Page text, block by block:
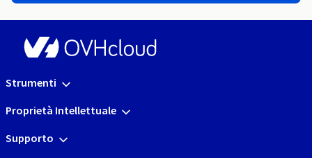
Strumenti
Proprietà Intellettuale
Supporto